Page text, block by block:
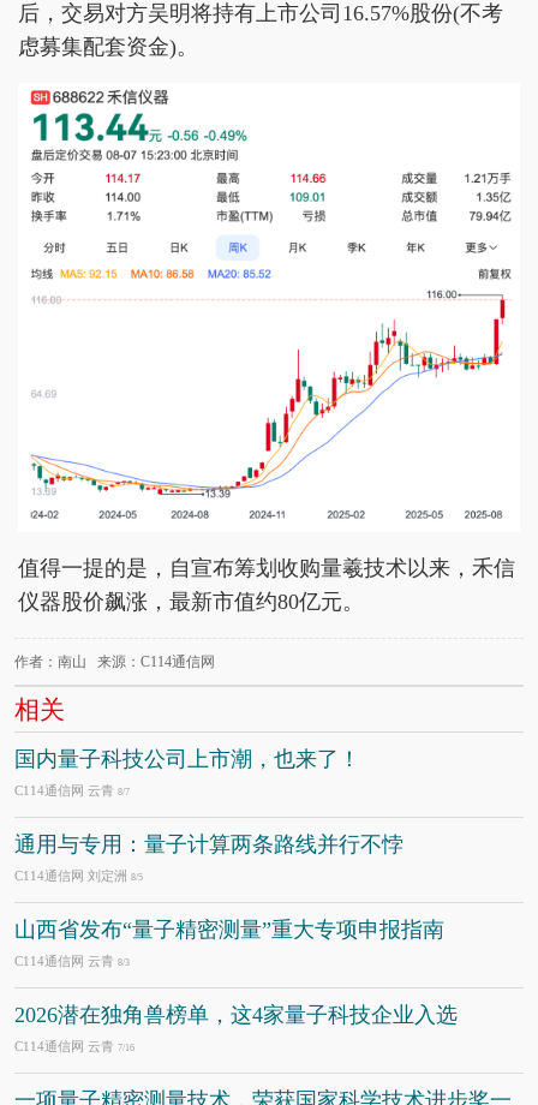
后，交易对方吴明将持有上市公司16.57%股份(不考
虑募集配套资金)。
值得一提的是，自宣布筹划收购量羲技术以来，禾信
仪器股价飙涨，最新市值约80亿元。
作者：南山 来源：C114通信网
相关
国内量子科技公司上市潮，也来了！
C114通信网 云青 8/7
通用与专用：量子计算两条路线并行不悖
C114通信网 刘定洲 8/5
山西省发布“量子精密测量”重大专项申报指南
C114通信网 云青 8/3
2026潜在独角兽榜单，这4家量子科技企业入选
C114通信网 云青 7/16
一项量子精密测量技术，荣获国家科学技术进步奖一